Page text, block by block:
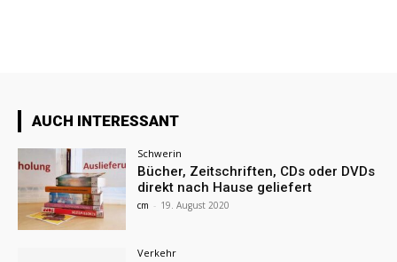
AUCH INTERESSANT
Schwerin
Bücher, Zeitschriften, CDs oder DVDs
direkt nach Hause geliefert
cm - 19. August 2020
Verkehr